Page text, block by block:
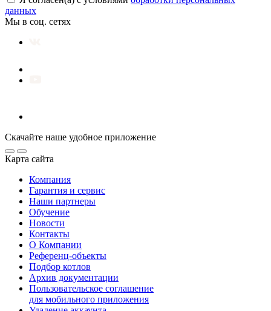
данных
Мы в соц. сетях
Скачайте наше удобное приложение
Карта сайта
Компания
Гарантия и сервис
Наши партнеры
Обучение
Новости
Контакты
О Компании
Референц-объекты
Подбор котлов
Архив документации
Пользовательское соглашение
для мобильного приложения